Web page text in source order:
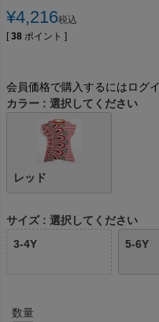
¥4,216税込
[ 38 ポイント ]
会員価格で購入するにはログ
カラー
選択してください
レッド
サイズ
選択してください
3-4Y
5-6Y